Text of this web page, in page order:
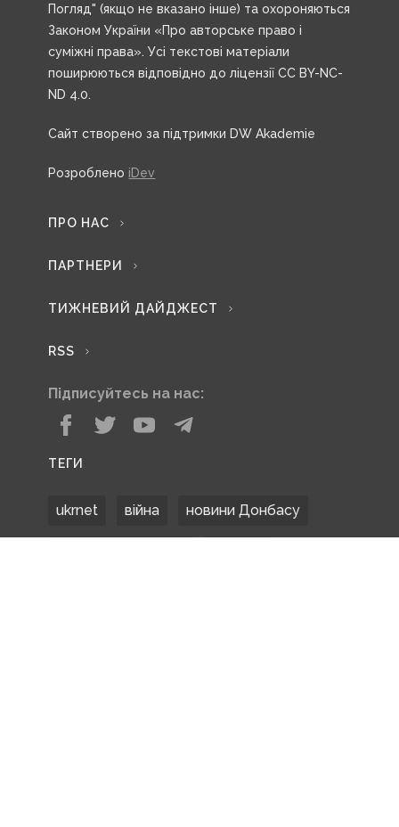
Погляд" (якщо не вказано інше) та охороняються
Законом України «Про авторське право і
суміжні права». Усі текстові матеріали
поширюються відповідно до ліцензії CC BY-NC-
ND 4.0.
Сайт створено за підтримки DW Akademie
Розроблено iDev
ПРО НАС
ПАРТНЕРИ
ТИЖНЕВИЙ ДАЙДЖЕСТ
RSS
Підписуйтесь на нас:
ТЕГИ
ukrnet війна новини Донбасу